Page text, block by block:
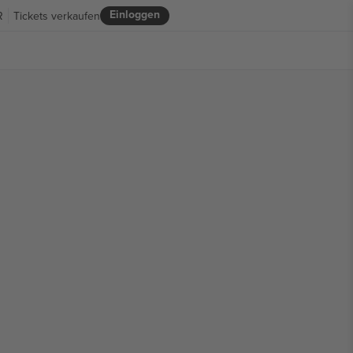
Einloggen
Tickets verkaufen